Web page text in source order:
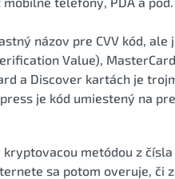
názov pre CVV kód,
Value),
a Discover kartách je
je kód umiestený na
kryptovacou metódou z
sa potom overuje, či